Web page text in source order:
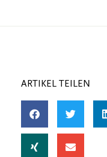
ARTIKEL TEILEN